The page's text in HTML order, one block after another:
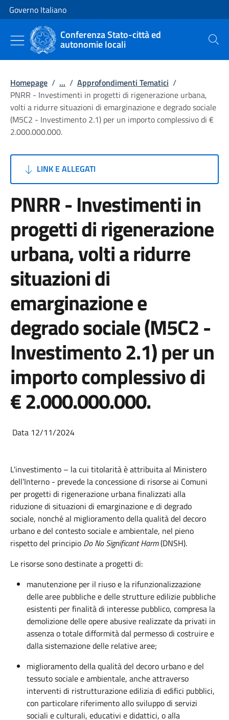
Vai al contenuto
Vai alla navigazione del sito
Governo Italiano
Conferenza Stato-città ed
autonomie locali Cerca
Homepage / ... / Approfondimenti Tematici /
PNRR - Investimenti in progetti di rigenerazione urbana,
volti a ridurre situazioni di emarginazione e degrado sociale
(M5C2 - Investimento 2.1) per un importo complessivo di €
2.000.000.000.
LINK E ALLEGATI
PNRR - Investimenti in
progetti di rigenerazione
urbana, volti a ridurre
situazioni di
emarginazione e
degrado sociale (M5C2 -
Investimento 2.1) per un
importo complessivo di
€ 2.000.000.000.
Data 12/11/2024
L'investimento – la cui titolarità è attribuita al Ministero
dell’Interno - prevede la concessione di risorse ai Comuni
per progetti di rigenerazione urbana finalizzati alla
riduzione di situazioni di emarginazione e di degrado
sociale, nonché al miglioramento della qualità del decoro
urbano e del contesto sociale e ambientale, nel pieno
rispetto del principio Do No Significant Harm(DNSH).
Le risorse sono destinate a progetti di:
manutenzione per il riuso e la rifunzionalizzazione
delle aree pubbliche e delle strutture edilizie pubbliche
esistenti per finalità di interesse pubblico, compresa la
demolizione delle opere abusive realizzate da privati in
assenza o totale difformità dal permesso di costruire e
dalla sistemazione delle relative aree;
miglioramento della qualità del decoro urbano e del
tessuto sociale e ambientale, anche attraverso
interventi di ristrutturazione edilizia di edifici pubblici,
con particolare riferimento allo sviluppo di servizi
sociali e culturali, educativi e didattici, o alla